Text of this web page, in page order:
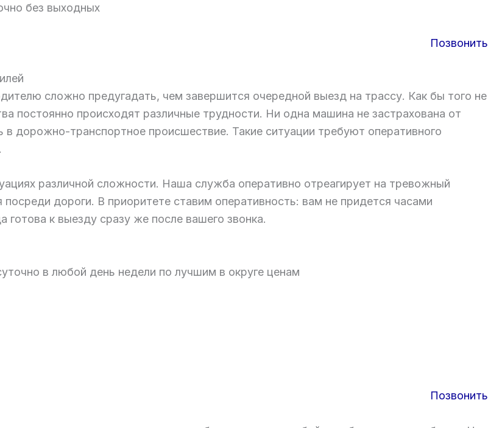
без выходных
Позвонить
сложно предугадать, чем завершится очередной выезд на трассу. Как бы того не
постоянно происходят различные трудности. Ни одна машина не застрахована от
дорожно-транспортное происшествие. Такие ситуации требуют оперативного
различной сложности. Наша служба оперативно отреагирует на тревожный
дороги. В приоритете ставим оперативность: вам не придется часами
к выезду сразу же после вашего звонка.
в любой день недели по лучшим в округе ценам
Позвонить